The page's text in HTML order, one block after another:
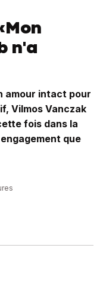
n'a
amour intact pour
Vilmos Vanczak
fois dans la
que